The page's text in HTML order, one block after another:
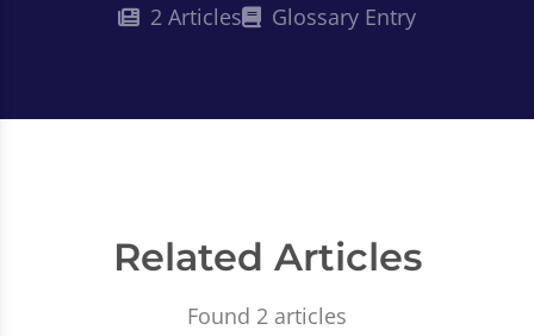
2 Articles Glossary Entry
Related Articles
Found 2 articles